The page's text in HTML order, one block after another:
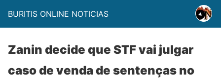
BURITIS ONLINE NOTICIAS
Zanin decide que STF vai julgar
caso de venda de sentenças no